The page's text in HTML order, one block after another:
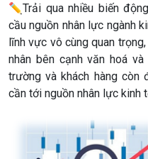
✏️Trải qua nhiều biến
cầu nguồn nhân lực ngành
lĩnh vực vô cùng quan
nhân bên cạnh văn hoá
trường và khách hàng còn
cần tới nguồn nhân lực kinh